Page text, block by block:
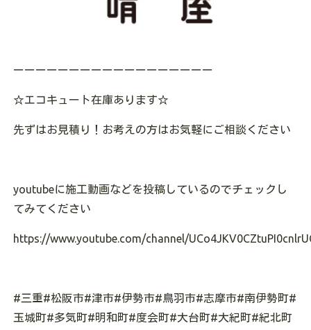
ーーーーーーーーーーーーーーーーーー
☆エコキュート在庫あります☆
先ずはお見積り！お考えの方はお気軽にご相談ください
youtubeに施工動画などを投稿しているのでチェックし
てみてください
https://www.youtube.com/channel/
#三重#松阪市#津市#伊勢市#鳥羽市#志摩市#南伊勢町#
玉城町#多気町#明和町#度会町#大台町#大紀町#紀北町